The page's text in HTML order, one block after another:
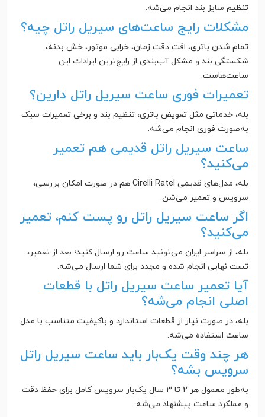
تنظیم سایز بند انجام می‌شه.
مشکلات رایج ساعت‌های سیریل راتل چیه؟
تمام شدن باتری، افت دقت زمان، خرابی موتور، خش بدنه،
شکستگی بند و مشکل آب‌بندی از رایج‌ترین ایرادات این
ساعت‌هاست.
تعمیرات فوری ساعت سیریل راتل دارین؟
بله، خدماتی مثل تعویض باتری، تنظیم بند و برخی تعمیرات سبک
به‌صورت فوری انجام می‌شه.
ساعت سیریل راتل قدیمی هم تعمیر
می‌کنید؟
بله، مدل‌های قدیمی Cirelli Ratel هم در صورت امکان بررسی،
سرویس و تعمیر می‌شن.
اگر ساعت سیریل راتل رو پست کنم، تعمیر
می‌کنید؟
بله، از سراسر ایران می‌تونید ساعت رو ارسال کنید؛ بعد از تعمیر،
تست نهایی انجام شده و مجدد برای شما ارسال می‌شه.
آیا تعمیر ساعت سیریل راتل با قطعات
اصلی انجام می‌شه؟
بله، در صورت نیاز از قطعات استاندارد و باکیفیت متناسب با مدل
ساعت استفاده می‌شه.
هر چند وقت یک‌بار باید ساعت سیریل راتل
سرویس بشه؟
به‌طور معمول هر ۲ تا ۳ سال یک‌بار سرویس کامل برای حفظ دقت
و عملکرد ساعت پیشنهاد می‌شه.